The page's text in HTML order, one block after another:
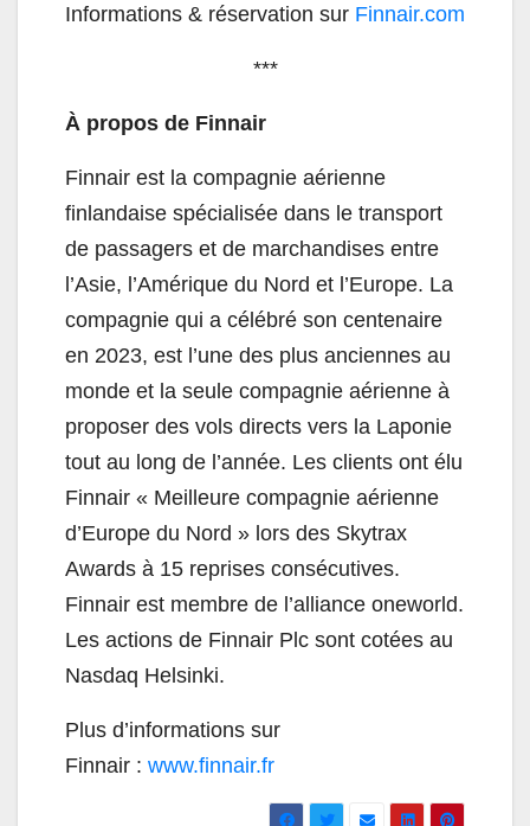
Informations & réservation sur Finnair.com
***
À propos de Finnair
Finnair est la compagnie aérienne
finlandaise spécialisée dans le transport
de passagers et de marchandises entre
l’Asie, l’Amérique du Nord et l’Europe. La
compagnie qui a célébré son centenaire
en 2023, est l’une des plus anciennes au
monde et la seule compagnie aérienne à
proposer des vols directs vers la Laponie
tout au long de l’année. Les clients ont élu
Finnair « Meilleure compagnie aérienne
d’Europe du Nord » lors des Skytrax
Awards à 15 reprises consécutives.
Finnair est membre de l’alliance oneworld.
Les actions de Finnair Plc sont cotées au
Nasdaq Helsinki.
Plus d’informations sur
Finnair : www.finnair.fr